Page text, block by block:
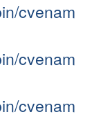
cvenam
cvenam
cvenam